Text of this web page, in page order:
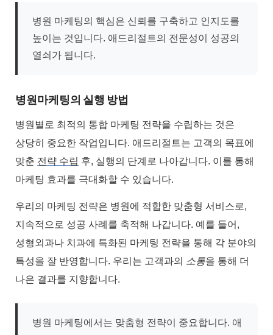
병원 마케팅의 핵심은 신뢰를 구축하고 인지도를
높이는 것입니다. 애드리절트의 전문성이 성공의
열쇠가 됩니다.
병원마케팅의 실행 방법
병원별로 최적의 통합 마케팅 전략을 수립하는 것은
상당히 중요한 작업입니다. 애드리절트는 고객의 목표에
맞춘 전략 수립 후, 실행의 단계로 나아갑니다. 이를 통해
마케팅 효과를 극대화할 수 있습니다.
우리의 마케팅 전략은 병원에 적합한 맞춤형 서비스로,
지속적으로 성공 사례를 축적해 나갑니다. 예를 들어,
성형외과나 치과에 특화된 마케팅 전략을 통해 각 분야의
특성을 잘 반영합니다. 우리는 고객과의 소통을 통해 더
나은 결과를 지향합니다.
병원 마케팅에서는 맞춤형 전략이 중요합니다. 애